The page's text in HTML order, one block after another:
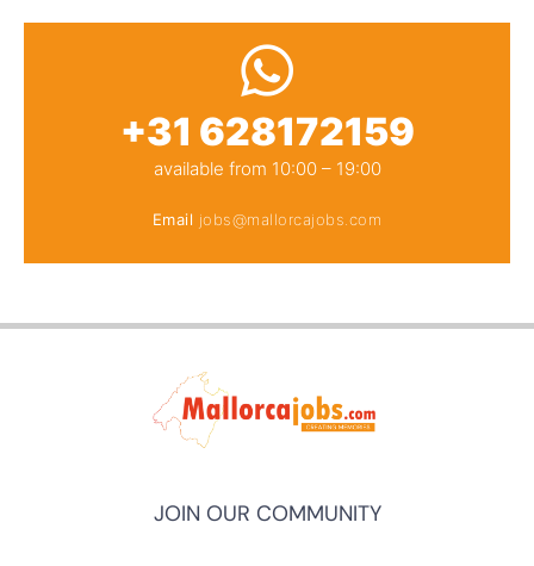
+31 628172159
available from 10:00 – 19:00
Email jobs@mallorcajobs.com
JOIN OUR COMMUNITY